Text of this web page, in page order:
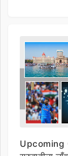
Upcoming